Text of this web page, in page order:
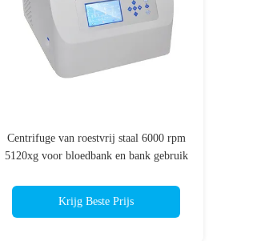
Centrifuge van roestvrij staal 6000 rpm
5120xg voor bloedbank en bank gebruik
Krijg Beste Prijs